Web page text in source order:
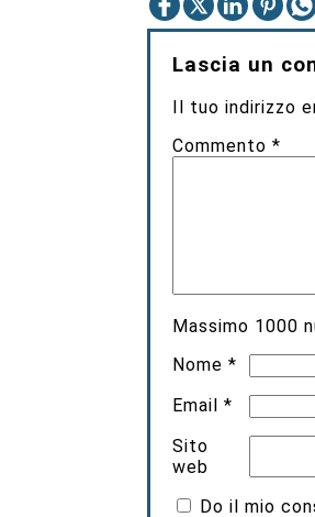
Lascia un
Il tuo indirizzo
Commento*
Massimo 1000
Nome*
Email*
Sito
web
Do il mio